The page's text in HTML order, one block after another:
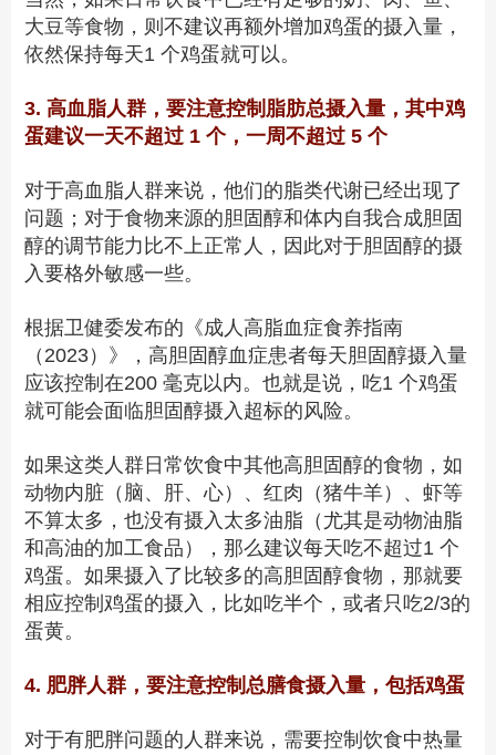
大豆等食物，则不建议再额外增加鸡蛋的摄入量，
依然保持每天1 个鸡蛋就可以。
3. 高血脂人群，要注意控制脂肪总摄入量，其中鸡
蛋建议一天不超过 1 个，一周不超过 5 个
对于高血脂人群来说，他们的脂类代谢已经出现了
问题 ； 对于食物来源的胆固醇和体内自我合成胆固
醇的调节能力比不上正常人，因此对于胆固醇的摄
入要格外敏感一些。
根据卫健委发布的《成人高脂血症食养指南
（2023）》，高胆固醇血症患者每天胆固醇摄入量
应该控制 在200 毫克以内。也就是说， 吃1 个鸡蛋
就可能会面临胆固醇摄入超标的风险。
如果这类人群日常饮食中其他高胆固醇的食物，如
动物内脏（脑、肝、心）、红肉（猪牛羊）、虾等
不算太多，也没有摄入太多油脂（尤其是动物油脂
和高油的加工食品），那么建议每天吃不超过1 个
鸡蛋。如果摄入了比较多的高胆固醇食物，那就要
相应控制鸡蛋的摄入，比如吃半个，或者只吃2/3的
蛋黄。
4. 肥胖人群，要注意控制总膳食摄入量，包括鸡蛋
对于有肥胖问题的人群来说，需要控制 饮食中热量